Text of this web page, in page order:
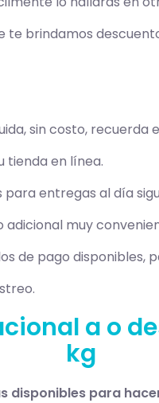
te brindamos
sin costo, recuerda
tienda en línea.
entregas al día
adicional muy
de pago disponibles,
a o
kg
disponibles para